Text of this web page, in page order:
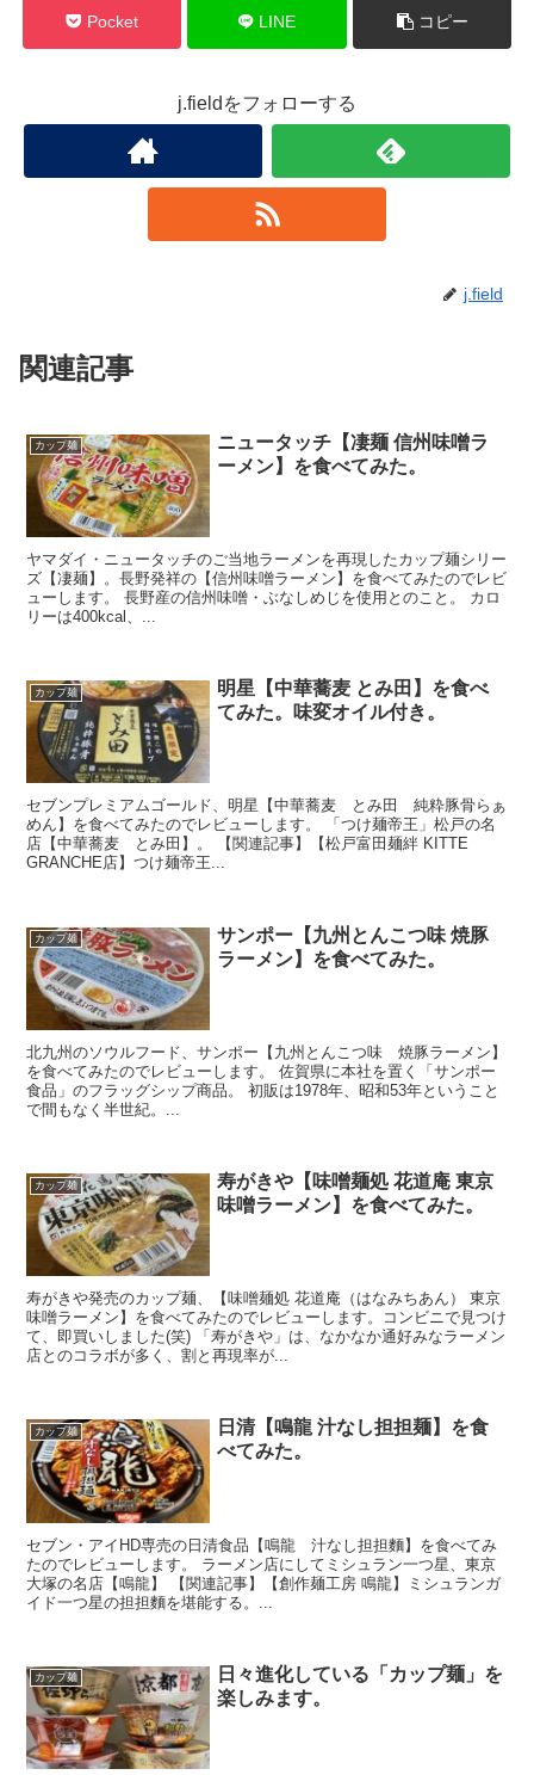
Pocket LINE コピー
j.fieldをフォローする
j.field
関連記事
カップ麺
ニュータッチ【凄麺 信州味噌ラ
ーメン】を食べてみた。
ヤマダイ・ニュータッチのご当地ラーメンを再現したカップ麺シリー
ズ【凄麺】。長野発祥の【信州味噌ラーメン】を食べてみたのでレビ
ューします。 長野産の信州味噌・ぶなしめじを使用とのこと。 カロ
リーは400kcal、...
カップ麺
明星【中華蕎麦 とみ田】を食べ
てみた。味変オイル付き。
セブンプレミアムゴールド、明星【中華蕎麦 とみ田 純粋豚骨らぁ
めん】を食べてみたのでレビューします。 「つけ麺帝王」松戸の名
店【中華蕎麦 とみ田】。 【関連記事】【松戸富田麺絆 KITTE
GRANCHE店】つけ麺帝王...
カップ麺
サンポー【九州とんこつ味 焼豚
ラーメン】を食べてみた。
北九州のソウルフード、サンポー【九州とんこつ味 焼豚ラーメン】
を食べてみたのでレビューします。 佐賀県に本社を置く「サンポー
食品」のフラッグシップ商品。 初販は1978年、昭和53年ということ
で間もなく半世紀。...
カップ麺
寿がきや【味噌麺処 花道庵 東京
味噌ラーメン】を食べてみた。
寿がきや発売のカップ麺、【味噌麺処 花道庵（はなみちあん） 東京
味噌ラーメン】を食べてみたのでレビューします。コンビニで見つけ
て、即買いしました(笑) 「寿がきや」は、なかなか通好みなラーメン
店とのコラボが多く、割と再現率が...
カップ麺
日清【鳴龍 汁なし担担麺】を食
べてみた。
セブン・アイHD専売の日清食品【鳴龍 汁なし担担麵】を食べてみ
たのでレビューします。 ラーメン店にしてミシュラン一つ星、東京
大塚の名店【鳴龍】 【関連記事】【創作麺工房 鳴龍】ミシュランガ
イド一つ星の担担麵を堪能する。...
カップ麺
日々進化している「カップ麺」を
楽しみます。